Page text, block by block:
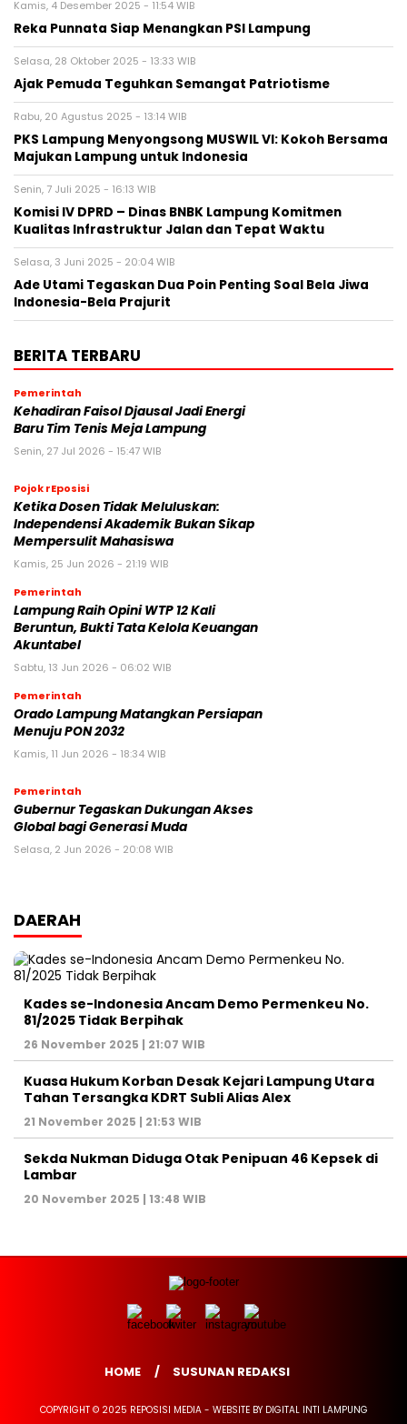
Kamis, 4 Desember 2025 - 11:54 WIB
Reka Punnata Siap Menangkan PSI Lampung
Selasa, 28 Oktober 2025 - 13:33 WIB
Ajak Pemuda Teguhkan Semangat Patriotisme
Rabu, 20 Agustus 2025 - 13:14 WIB
PKS Lampung Menyongsong MUSWIL VI: Kokoh Bersama
Majukan Lampung untuk Indonesia
Senin, 7 Juli 2025 - 16:13 WIB
Komisi IV DPRD – Dinas BNBK Lampung Komitmen
Kualitas Infrastruktur Jalan dan Tepat Waktu
Selasa, 3 Juni 2025 - 20:04 WIB
Ade Utami Tegaskan Dua Poin Penting Soal Bela Jiwa
Indonesia-Bela Prajurit
BERITA TERBARU
Pemerintah
Kehadiran Faisol Djausal Jadi Energi
Baru Tim Tenis Meja Lampung
Senin, 27 Jul 2026 - 15:47 WIB
Pojok rEposisi
Ketika Dosen Tidak Meluluskan:
Independensi Akademik Bukan Sikap
Mempersulit Mahasiswa
Kamis, 25 Jun 2026 - 21:19 WIB
Pemerintah
Lampung Raih Opini WTP 12 Kali
Beruntun, Bukti Tata Kelola Keuangan
Akuntabel
Sabtu, 13 Jun 2026 - 06:02 WIB
Pemerintah
Orado Lampung Matangkan Persiapan
Menuju PON 2032
Kamis, 11 Jun 2026 - 18:34 WIB
Pemerintah
Gubernur Tegaskan Dukungan Akses
Global bagi Generasi Muda
Selasa, 2 Jun 2026 - 20:08 WIB
DAERAH
Kades se-Indonesia Ancam Demo Permenkeu No.
81/2025 Tidak Berpihak
26 November 2025 | 21:07 WIB
Kuasa Hukum Korban Desak Kejari Lampung Utara
Tahan Tersangka KDRT Subli Alias Alex
21 November 2025 | 21:53 WIB
Sekda Nukman Diduga Otak Penipuan 46 Kepsek di
Lambar
20 November 2025 | 13:48 WIB
HOME SUSUNAN REDAKSI
COPYRIGHT © 2025 REPOSISI MEDIA - WEBSITE BY DIGITAL INTI LAMPUNG